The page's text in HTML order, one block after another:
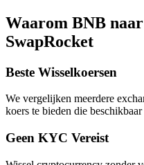
Waarom BNB
SwapRocket
Beste Wisselkoersen
We vergelijken meerdere
koers te bieden die beschikbaar
Geen KYC Vereist